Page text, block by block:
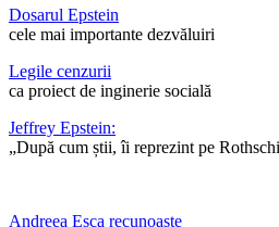
Dosarul Epstein
cele mai importante dezvăluiri
Legile cenzurii
ca proiect de inginerie socială
Jeffrey Epstein:
„După cum știi, îi reprezint pe
Andreea Esca recunoaște